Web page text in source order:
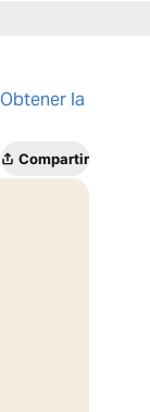
Obtener la
Compartir